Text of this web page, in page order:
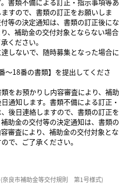
書類不備による訂正・指示事項等あ
すので、書類の訂正をお願いしま
等の決定通知は、書類の訂正後にな
、補助金の交付対象とならない場合
ください。
しないで、随時募集となった場合に
～18番の書類】を提出してくださ
をお預かりし内容審査により、補助
通知します。書類不備による訂正・
後日連絡しますので、書類の訂正を
助金の交付等の決定通知は、書類の
審査により、補助金の交付対象とな
で、ご了承ください。
奈良市補助金等交付規則 第1号様式)